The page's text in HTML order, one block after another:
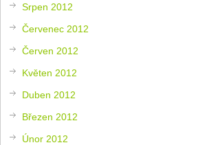
Srpen 2012
Červenec 2012
Červen 2012
Květen 2012
Duben 2012
Březen 2012
Únor 2012